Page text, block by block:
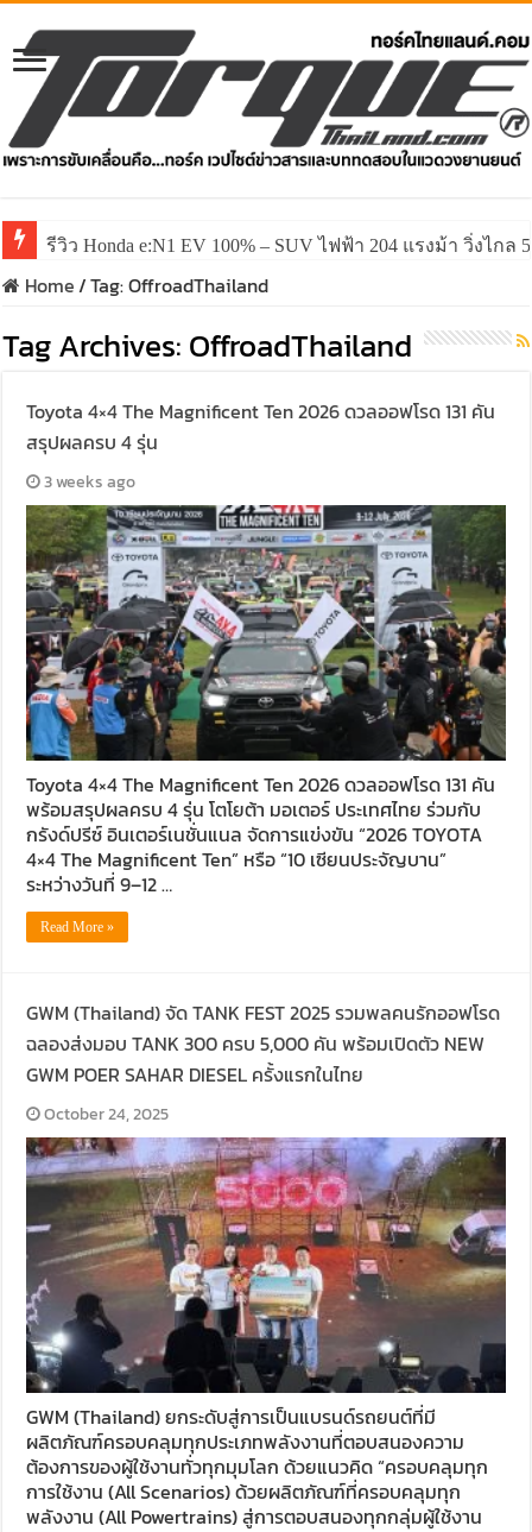
รีวิว Honda e:N1 EV 100% – SUV ไฟฟ้า 204 แรงม้า วิ่งไกล
Home/Tag:OffroadThailand
Tag Archives: OffroadThailand
Toyota 4×4 The Magnificent Ten 2026 ดวลออฟโรด 131 คัน
สรุปผลครบ 4 รุ่น
3 weeks ago
Toyota 4×4 The Magnificent Ten 2026 ดวลออฟโรด 131 คัน
พร้อมสรุปผลครบ 4 รุ่น โตโยต้า มอเตอร์ ประเทศไทย ร่วมกับ
กรังด์ปรีซ์ อินเตอร์เนชั่นแนล จัดการแข่งขัน “2026 TOYOTA
4×4 The Magnificent Ten” หรือ “10 เซียนประจัญบาน”
ระหว่างวันที่ 9–12 …
Read More »
GWM (Thailand) จัด TANK FEST 2025 รวมพลคนรักออฟโรด
ฉลองส่งมอบ TANK 300 ครบ 5,000 คัน พร้อมเปิดตัว NEW
GWM POER SAHAR DIESEL ครั้งแรกในไทย
October 24, 2025
GWM (Thailand) ยกระดับสู่การเป็นแบรนด์รถยนต์ที่มี
ผลิตภัณฑ์ครอบคลุมทุกประเภทพลังงานที่ตอบสนองความ
ต้องการของผู้ใช้งานทั่วทุกมุมโลก ด้วยแนวคิด “ครอบคลุมทุก
การใช้งาน (All Scenarios) ด้วยผลิตภัณฑ์ที่ครอบคลุมทุก
พลังงาน (All Powertrains) สู่การตอบสนองทุกกลุ่มผู้ใช้งาน